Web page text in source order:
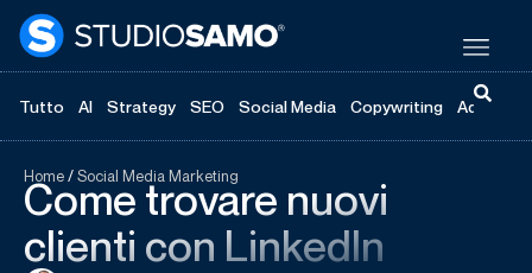
Tutto AI Strategy SEO Social Media Copywriting
Home/Social Media Marketing
Come trovare nuovi
clienti con LinkedIn